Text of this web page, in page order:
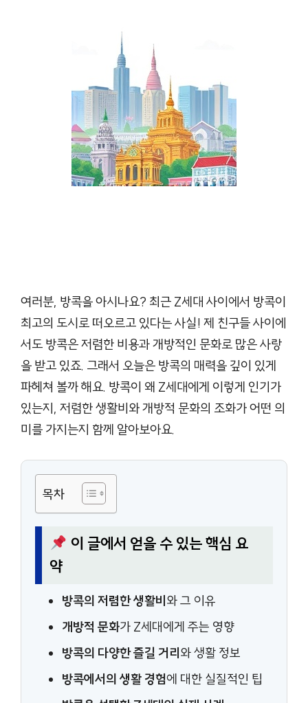
여러분, 방콕을 아시나요? 최근 Z세대 사이에서 방콕이
최고의 도시로 떠오르고 있다는 사실! 제 친구들 사이에
서도 방콕은 저렴한 비용과 개방적인 문화로 많은 사랑
을 받고 있죠. 그래서 오늘은 방콕의 매력을 깊이 있게
파헤쳐 볼까 해요. 방콕이 왜 Z세대에게 이렇게 인기가
있는지, 저렴한 생활비와 개방적 문화의 조화가 어떤 의
미를 가지는지 함께 알아보아요.
목차
이 글에서 얻을 수 있는 핵심 요
약
방콕의 저렴한 생활비 와 그 이유
개방적 문화가 Z세대에게 주는 영향
방콕의 다양한 즐길 거리 와 생활 정보
방콕에서의 생활 경험에 대한 실질적인 팁